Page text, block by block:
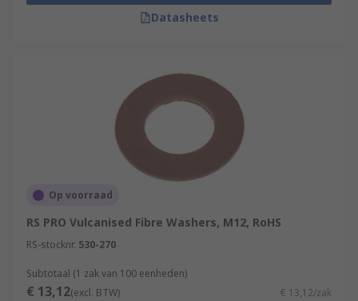
Datasheets
Op voorraad
RS PRO Vulcanised Fibre Washers, M12, RoHS
RS-stocknr. 530-270
Subtotaal (1 zak van 100 eenheden)
€ 13,12(excl. BTW) € 13,12/zak